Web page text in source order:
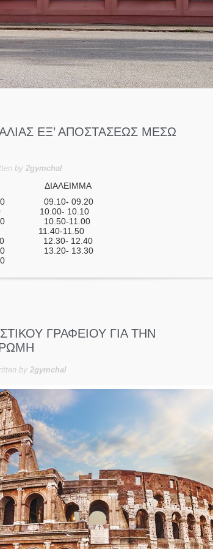
ΕΞ’ ΑΠΟΣΤΑΣΕΩΣ ΜΕΣΩ
by 2gymchal
ΔΙΑΛΕΙΜΜΑ
09.10- 09.20
10.00- 10.10
10.50-11.00
11.40-11.50
12.30- 12.40
13.20- 13.30
ΓΡΑΦΕΙΟΥ ΓΙΑ ΤΗΝ
by 2gymchal